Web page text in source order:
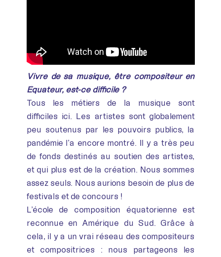
Vivre de sa musique, être compositeur en
Équateur, est-ce difficile ?
Tous les métiers de la musique sont
difficiles ici. Les artistes sont globalement
peu soutenus par les pouvoirs publics, la
pandémie l’a encore montré. Il y a très peu
de fonds destinés au soutien des artistes,
et qui plus est de la création. Nous sommes
assez seuls. Nous aurions besoin de plus de
festivals et de concours !
L’école de composition équatorienne est
reconnue en Amérique du Sud. Grâce à
cela, il y a un vrai réseau des compositeurs
et compositrices : nous partageons les